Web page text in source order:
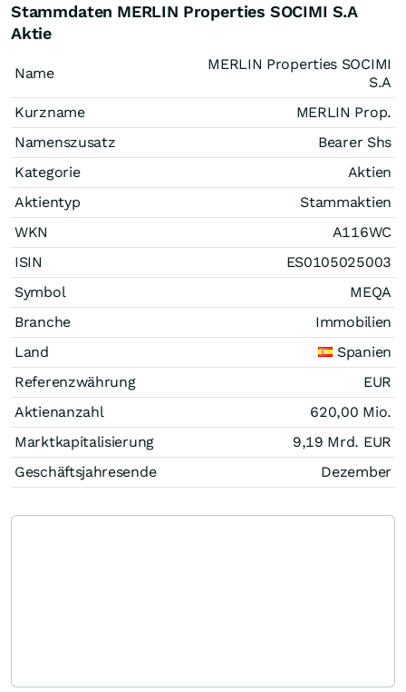
Stammdaten MERLIN Properties SOCIMI S.A
Aktie
Name
MERLIN Properties SOCIMI
S.A
Kurzname
MERLIN Prop.
Namenszusatz
Bearer Shs
Kategorie
Aktien
Aktientyp
Stammaktien
WKN
A116WC
ISIN
ES0105025003
Symbol
MEQA
Branche
Immobilien
Land
Spanien
Referenzwährung
EUR
Aktienanzahl
620,00 Mio.
Marktkapitalisierung
9,19 Mrd. EUR
Geschäftsjahresende
Dezember